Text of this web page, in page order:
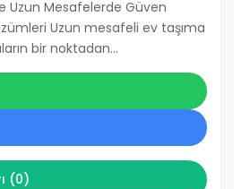
Uzun Mesafelerde Güven
Uzun mesafeli ev taşıma
bir noktadan…
(0)